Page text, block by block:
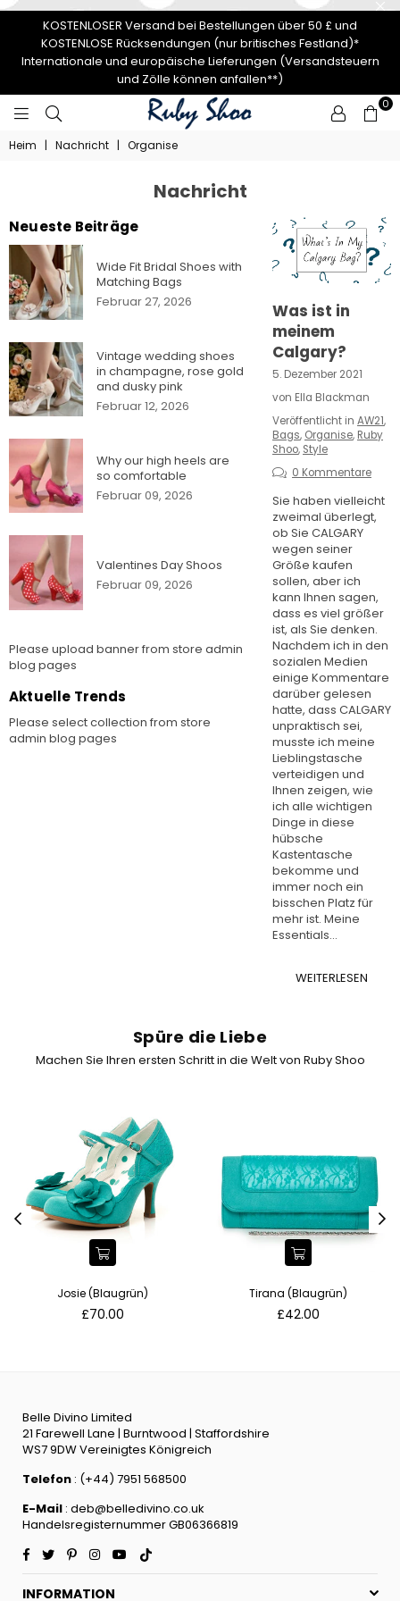
KOSTENLOSER Versand bei Bestellungen über 50 £ und
KOSTENLOSE Rücksendungen (nur britisches Festland)*
Internationale und europäische Lieferungen (Versandsteuern
und Zölle können anfallen**)
0
Heim | Nachricht | Organise
Nachricht
Was ist in
meinem
Calgary?
5. Dezember 2021
von Ella Blackman
Veröffentlicht in AW21,
Bags, Organise, Ruby
Shoo, Style
0 Kommentare
Sie haben vielleicht
zweimal überlegt,
ob Sie CALGARY
wegen seiner
Größe kaufen
sollen, aber ich
kann Ihnen sagen,
dass es viel größer
ist, als Sie denken.
Nachdem ich in den
sozialen Medien
einige Kommentare
darüber gelesen
hatte, dass CALGARY
unpraktisch sei,
musste ich meine
Lieblingstasche
verteidigen und
Ihnen zeigen, wie
ich alle wichtigen
Dinge in diese
hübsche
Kastentasche
bekomme und
immer noch ein
bisschen Platz für
mehr ist. Meine
Essentials...
WEITERLESEN
Neueste Beiträge
Wide Fit Bridal Shoes with
Matching Bags
Februar 27, 2026
Vintage wedding shoes
in champagne, rose gold
and dusky pink
Februar 12, 2026
Why our high heels are
so comfortable
Februar 09, 2026
Valentines Day Shoos
Februar 09, 2026
Please upload banner from store admin
blog pages
Aktuelle Trends
Please select collection from store
admin blog pages
Spüre die Liebe
Machen Sie Ihren ersten Schritt in die Welt von Ruby Shoo
Josie (Blaugrün)
Normaler
£70.00
Tirana (Blaugrün)
Normaler
£42.00
Belle Divino Limited
21 Farewell Lane | Burntwood | Staffordshire
WS7 9DW Vereinigtes Königreich
Telefon : (+44) 7951 568500
E-Mail : deb@belledivino.co.uk
Handelsregisternummer GB06366819
Facebook
TwitterPinterestInstagramYouTube
INFORMATION